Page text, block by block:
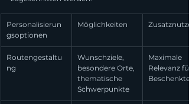
Personalisierun
gsoptionen
Möglichkeiten
Routengestaltu
ng
Wunschziele,
besondere Orte,
thematische
Schwerpunkte
Maximale
Relevanz für
Beschenkte